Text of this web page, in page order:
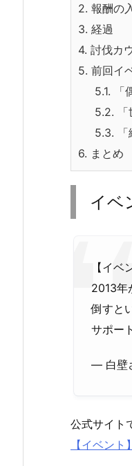
2. 報酬の
3. 経過
4. 討伐カ
5. 前回イ
5.1.
5.2.
5.3.
6. まとめ
イベ
【イベ
2013年
倒すと
サポー
— 白壁
公式サイト
【イベン